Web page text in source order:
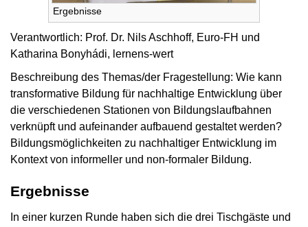
Ergebnisse
Verantwortlich: Prof. Dr. Nils Aschhoff, Euro-FH und
Katharina Bonyhádi, lernens-wert
Beschreibung des Themas/der Fragestellung: Wie kann
transformative Bildung für nachhaltige Entwicklung über
die verschiedenen Stationen von Bildungslaufbahnen
verknüpft und aufeinander aufbauend gestaltet werden?
Bildungsmöglichkeiten zu nachhaltiger Entwicklung im
Kontext von informeller und non-formaler Bildung.
Ergebnisse
In einer kurzen Runde haben sich die drei Tischgäste und